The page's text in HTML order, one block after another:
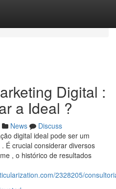
Digital :
a Ideal ?
News
Discuss
digital ideal pode ser um
É crucial considerar diversos
, o histórico de resultados
2328205/